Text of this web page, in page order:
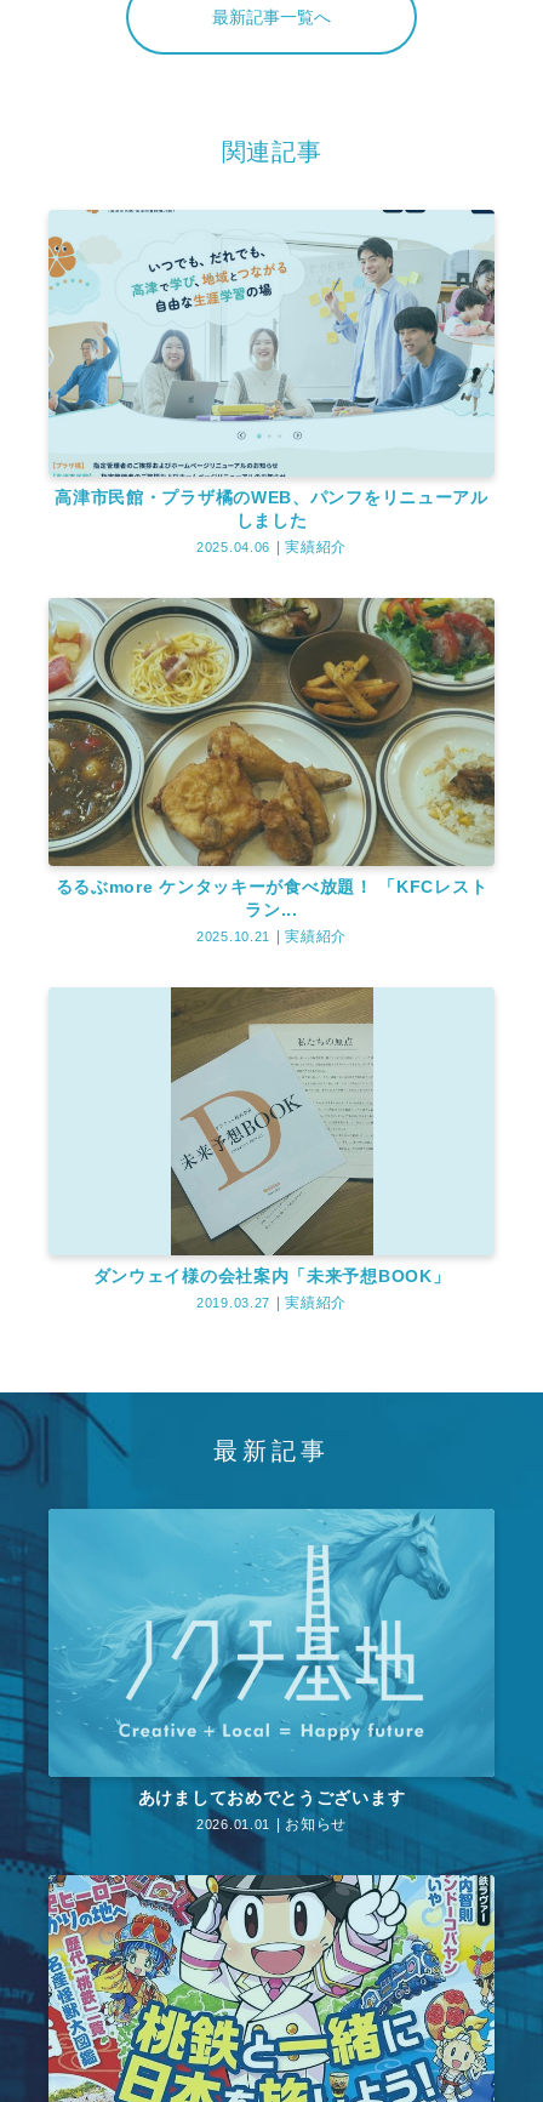
最新記事一覧へ
関連記事
高津市民館・プラザ橘のWEB、パンフをリニューアル
しました
2025.04.06 実績紹介
るるぶmore ケンタッキーが食べ放題！ 「KFCレスト
ラン...
2025.10.21 実績紹介
ダンウェイ様の会社案内「未来予想BOOK」
2019.03.27 実績紹介
最新記事
あけましておめでとうございます
2026.01.01 お知らせ